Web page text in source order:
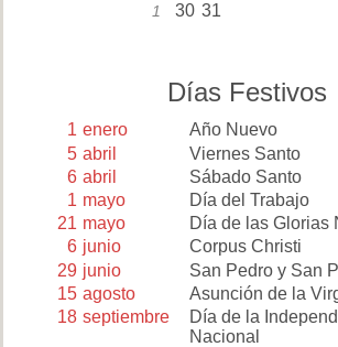
1 30 31
Días Festivos
1 enero
Año Nuevo
5 abril
Viernes Santo
6 abril
Sábado Santo
1 mayo
Día del Trabajo
21 mayo
Día de las Glorias
6 junio
Corpus Christi
29 junio
San Pedro y San
15 agosto
Asunción de la
18 septiembre
Día de la
Nacional